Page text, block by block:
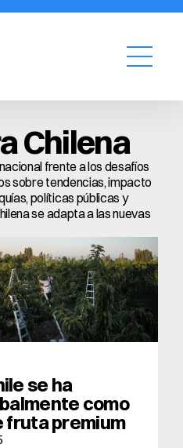
Chilena
frente a los desafíos
sobre tendencias, impacto
políticas públicas y
se adapta a las nuevas
se ha
como
fruta premium